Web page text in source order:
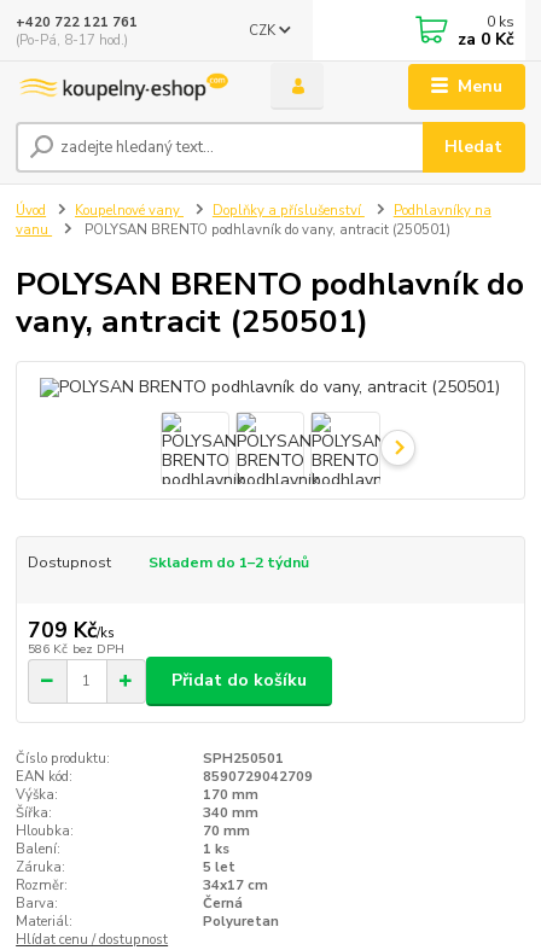
Menu
CZK
Hledat
+420 722 121 761
(Po-Pá, 8-17 hod.)
0 ks
za 0 Kč
Úvod Koupelnové vany Doplňky a příslušenství
Podhlavníky na
vanu
POLYSAN BRENTO podhlavník do vany, antracit (250501)
POLYSAN BRENTO podhlavník do
vany, antracit (250501)
Dostupnost Skladem do 1–2 týdnů
709 Kč/ks
586 Kč bez DPH
Přidat do košíku
Číslo produktu:
SPH250501
EAN kód:
8590729042709
Výška:
170 mm
Šířka:
340 mm
Hloubka:
70 mm
Balení:
1 ks
Záruka:
5 let
Rozměr:
34x17 cm
Barva:
Černá
Materiál:
Polyuretan
Hlídat cenu / dostupnost